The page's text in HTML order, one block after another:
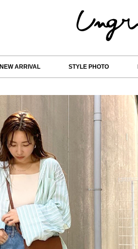
NEW ARRIVAL STYLE PHOTO